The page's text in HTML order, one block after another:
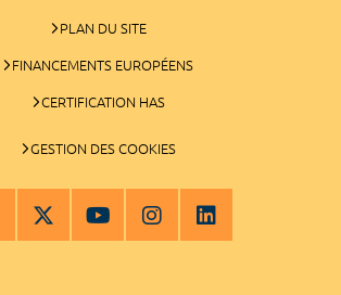
PLAN DU SITE
FINANCEMENTS EUROPÉENS
CERTIFICATION HAS
GESTION DES COOKIES